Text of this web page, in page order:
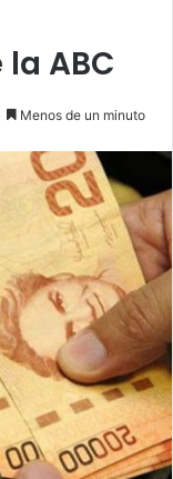
ABC
Menos de un minuto